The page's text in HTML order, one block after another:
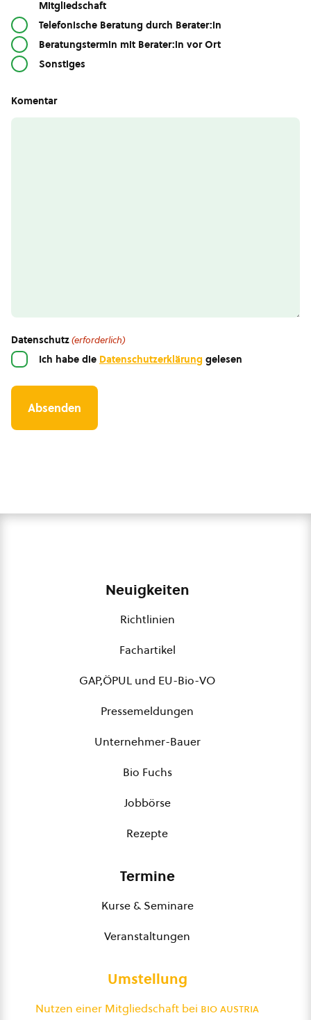
Mitgliedschaft
Telefonische Beratung durch Berater:in
Beratungstermin mit Berater:in vor Ort
Sonstiges
Komentar
Datenschutz(erforderlich)
Ich habe die Datenschutzerklärung gelesen
Neuigkeiten
Richtlinien
Fachartikel
GAP,ÖPUL und EU-Bio-VO
Pressemeldungen
Unternehmer-Bauer
Bio Fuchs
Jobbörse
Rezepte
Termine
Kurse & Seminare
Veranstaltungen
Umstellung
Nutzen einer Mitgliedschaft bei bio austria